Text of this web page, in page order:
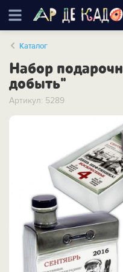
Каталог
Набор
добыть"
Артикул: 5289